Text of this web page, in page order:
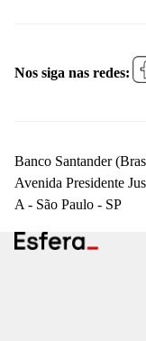
Nos siga nas redes:
Banco Santander
Avenida Presidente
A - São Paulo - SP